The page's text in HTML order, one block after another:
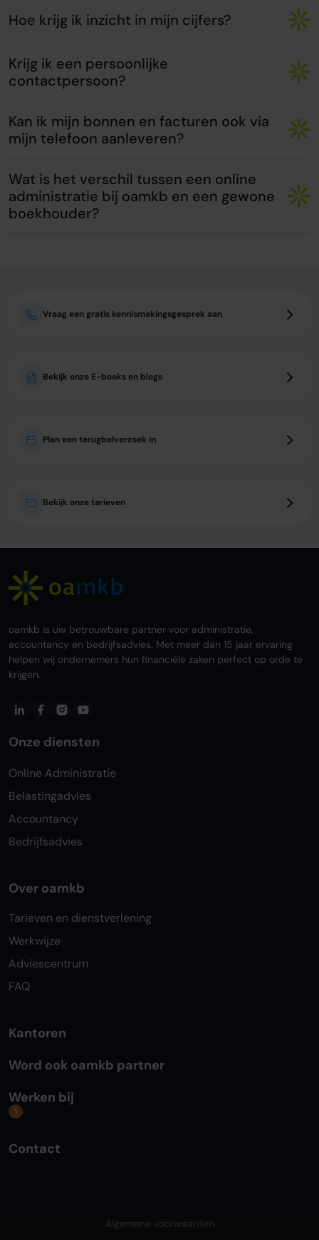
Hoe krijg ik inzicht in mijn cijfers?
Krijg ik een persoonlijke
contactpersoon?
Kan ik mijn bonnen en facturen ook via
mijn telefoon aanleveren?
Wat is het verschil tussen een online
administratie bij oamkb en een gewone
boekhouder?
Vraag een gratis kennismakingsgesprek aan
Bekijk onze E-books en blogs
Plan een terugbelverzoek in
Bekijk onze tarieven
oamkb is uw betrouwbare partner voor administratie,
accountancy en bedrijfsadvies. Met meer dan 15 jaar ervaring
helpen wij ondernemers hun financiële zaken perfect op orde te
krijgen.
Onze diensten
Online Administratie
Belastingadvies
Accountancy
Bedrijfsadvies
Over oamkb
Tarieven en dienstverlening
Werkwijze
Adviescentrum
FAQ
Kantoren
Word ook oamkb partner
Werken bij
1
Contact
Algemene voorwaarden